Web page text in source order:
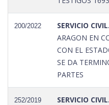
200/2022 SERVICIO CIVIL.
ARAGON EN
CON EL
SE DA
PARTES
252/2019 SERVICIO CIVIL.